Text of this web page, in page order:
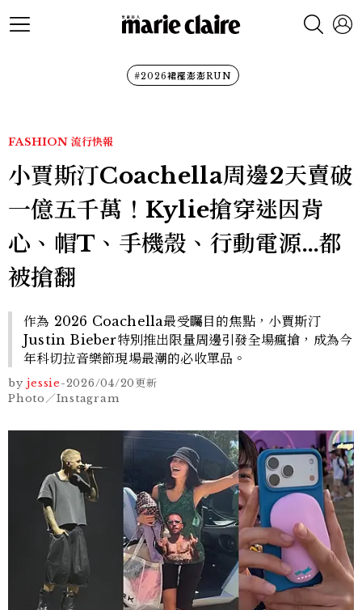
#2026裙襬澎澎RUN
FASHION 流行快報
小賈斯汀Coachella周邊2天賣破
一億五千萬！Kylie搶穿迷因背
心、帽T、手機殼、行動電源…都
被搶翻
作為 2026 Coachella最受矚目的焦點，小賈斯汀
Justin Bieber特別推出限量周邊引發全場瘋搶，成為今
年科切拉音樂節現場最潮的必收單品。
by jessie-2026/04/20更新
Photo／Instagram